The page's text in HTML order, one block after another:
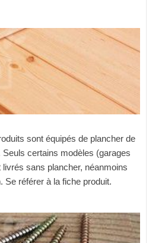
sont équipés de plancher de
Seuls certains modèles (garages
sans plancher, néanmoins
Se référer à la fiche produit.